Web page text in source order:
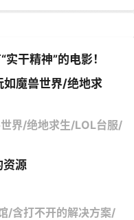
干精神”的电影！
魔兽世界/绝地求
界/绝地求生/LOL台服/
资源
/含打不开的解决方案/